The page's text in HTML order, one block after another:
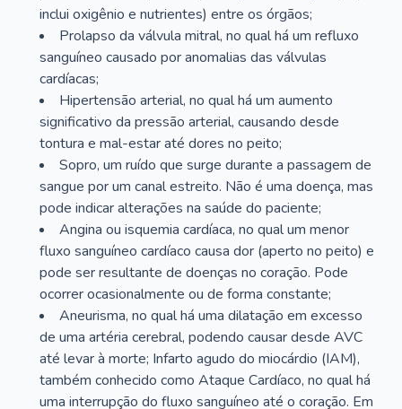
inclui oxigênio e nutrientes) entre os órgãos;
Prolapso da válvula mitral, no qual há um refluxo
sanguíneo causado por anomalias das válvulas
cardíacas;
Hipertensão arterial, no qual há um aumento
significativo da pressão arterial, causando desde
tontura e mal-estar até dores no peito;
Sopro, um ruído que surge durante a passagem de
sangue por um canal estreito. Não é uma doença, mas
pode indicar alterações na saúde do paciente;
Angina ou isquemia cardíaca, no qual um menor
fluxo sanguíneo cardíaco causa dor (aperto no peito) e
pode ser resultante de doenças no coração. Pode
ocorrer ocasionalmente ou de forma constante;
Aneurisma, no qual há uma dilatação em excesso
de uma artéria cerebral, podendo causar desde AVC
até levar à morte; Infarto agudo do miocárdio (IAM),
também conhecido como Ataque Cardíaco, no qual há
uma interrupção do fluxo sanguíneo até o coração. Em